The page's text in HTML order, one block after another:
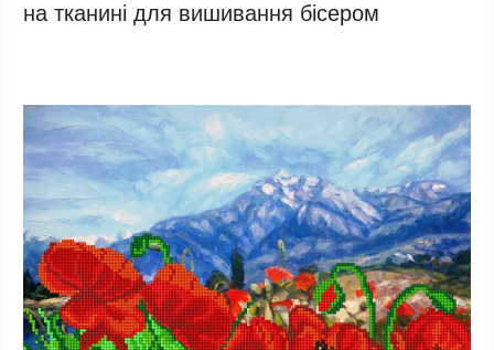
на тканині для вишивання бісером